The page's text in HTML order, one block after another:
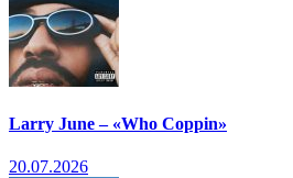
Larry June – «Who Coppin»
20.07.2026